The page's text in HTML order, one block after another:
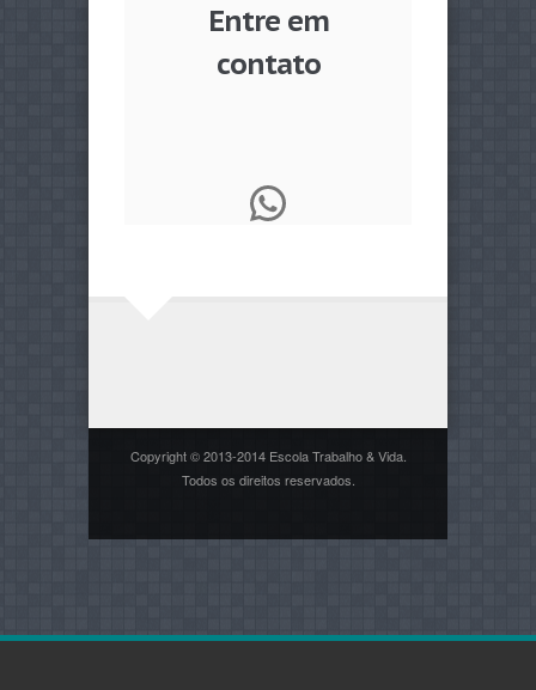
Entre em
contato
WhatsApp
Copyright © 2013-2014 Escola Trabalho & Vida.
Todos os direitos reservados.